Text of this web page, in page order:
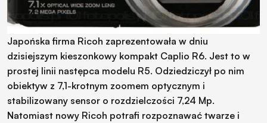
Japońska firma Ricoh zaprezentowała w dniu
dzisiejszym kieszonkowy kompakt Caplio R6. Jest to w
prostej linii następca modelu R5. Odziedziczył po nim
obiektyw z 7,1-krotnym zoomem optycznym i
stabilizowany sensor o rozdzielczości 7,24 Mp.
Natomiast nowy Ricoh potrafi rozpoznawać twarze i